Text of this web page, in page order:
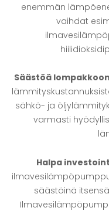
enemmän
vaihdat
Säästöä lompakkoon
sähkö- ja
varmasti
Halpa
säästöinä